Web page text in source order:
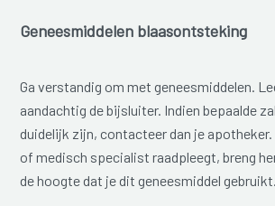
Geneesmiddelen blaasontsteking
Ga verstandig om met geneesmiddelen.
aandachtig de bijsluiter. Indien bepaalde
duidelijk zijn, contacteer dan je apotheker.
of medisch specialist raadpleegt, breng
de hoogte dat je dit geneesmiddel gebruikt.